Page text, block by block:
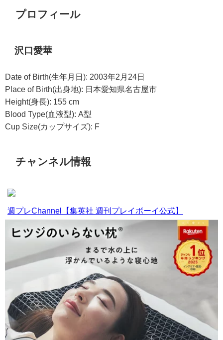
プロフィール
沢口愛華
Date of Birth(生年月日): 2003年2月24日
Place of Birth(出身地): 日本愛知県名古屋市
Height(身長): 155 cm
Blood Type(血液型): A型
Cup Size(カップサイズ): F
チャンネル情報
週プレChannel【集英社 週刊プレイボーイ公式】